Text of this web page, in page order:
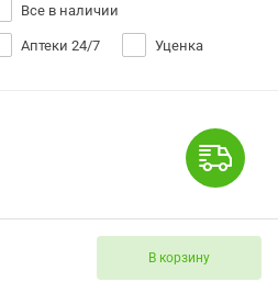
Все в наличии
Аптеки 24/7 Уценка
В корзину